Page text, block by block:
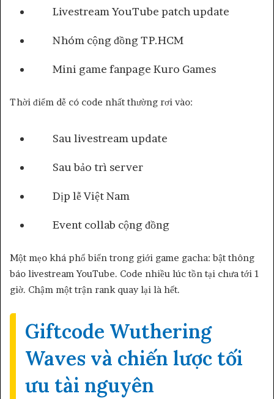
Livestream YouTube patch update
Nhóm cộng đồng TP.HCM
Mini game fanpage Kuro Games
Thời điểm dễ có code nhất thường rơi vào:
Sau livestream update
Sau bảo trì server
Dịp lễ Việt Nam
Event collab cộng đồng
Một mẹo khá phổ biến trong giới game gacha: bật thông
báo livestream YouTube. Code nhiều lúc tồn tại chưa tới 1
giờ. Chậm một trận rank quay lại là hết.
Giftcode Wuthering
Waves và chiến lược tối
ưu tài nguyên